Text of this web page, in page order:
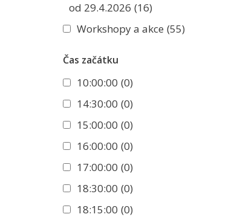
od 29.4.2026 (16)
Workshopy a akce (55)
Čas začátku
10:00:00 (0)
14:30:00 (0)
15:00:00 (0)
16:00:00 (0)
17:00:00 (0)
18:30:00 (0)
18:15:00 (0)